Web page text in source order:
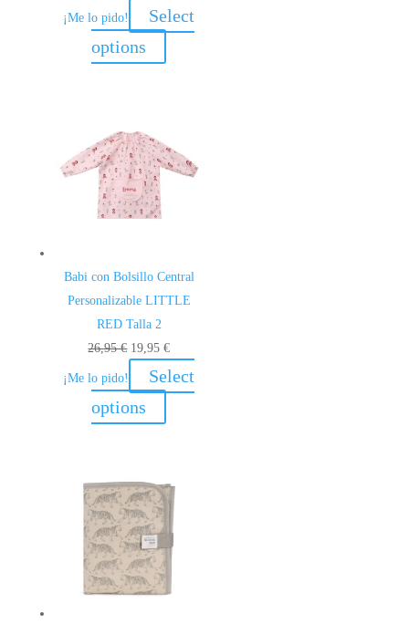
precio
original
precio
actual
¡Me lo pido!
Select
options
Babi con Bolsillo Central
Personalizable LITTLE
RED Talla 2
26,95€ El
precio
original
19,95€El
precio
actual
¡Me lo pido!
Select
options